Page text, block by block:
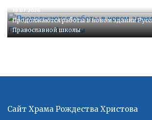
10.07.2026
Продолжаются работы в новом здании
Православной школы
Сайт Храма Рождества Христова